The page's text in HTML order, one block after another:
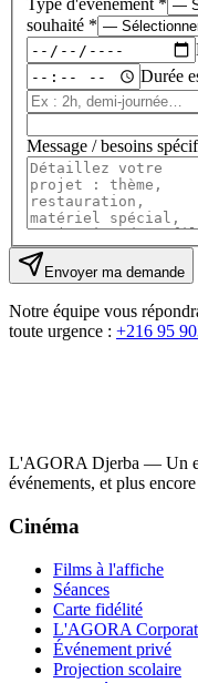
Type d'événement *
souhaité *
Durée
Message / besoins
Envoyer ma demande
Notre équipe vous
toute urgence : +216 95
L'AGORA Djerba — Un
événements, et plus
Cinéma
Films à l'affiche
Séances
Carte fidélité
L'AGORA
Événement privé
Projection scolaire